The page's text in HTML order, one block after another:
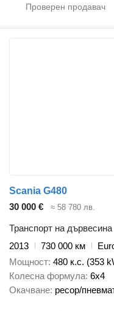
Scania G480
30 000 €
≈ 58 780 лв.
Транспорт на дървесина
2013
730 000 км
Мощност 480 к.с. (353
Колесна формула 6x4
Окачване ресор/